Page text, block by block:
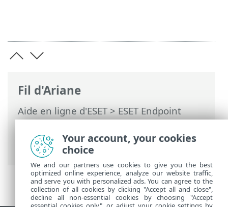
Fil d'Ariane
Aide en ligne d'ESET>ESET Endpoint
Security>Activer ESET Endpoint Security
> Boîtes de dialogue : activation >
Activation réussie
Your account, your cookies
choice
We and our partners use cookies to give you the best
optimized online experience, analyze our website traffic,
and serve you with personalized ads. You can agree to the
collection of all cookies by clicking "Accept all and close",
decline all non-essential cookies by choosing "Accept